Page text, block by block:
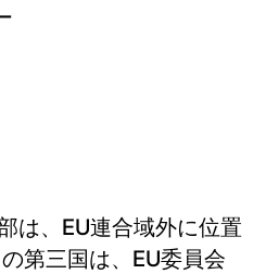
は、EU連合域外に位置
第三国は、EU委員会